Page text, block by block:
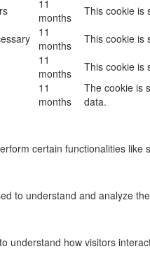
11
months
This cookie is
11
months
This cookie is
11
months
This cookie is
11
months
The cookie is
data.
certain functionalities
to understand and analyze
understand how visitors